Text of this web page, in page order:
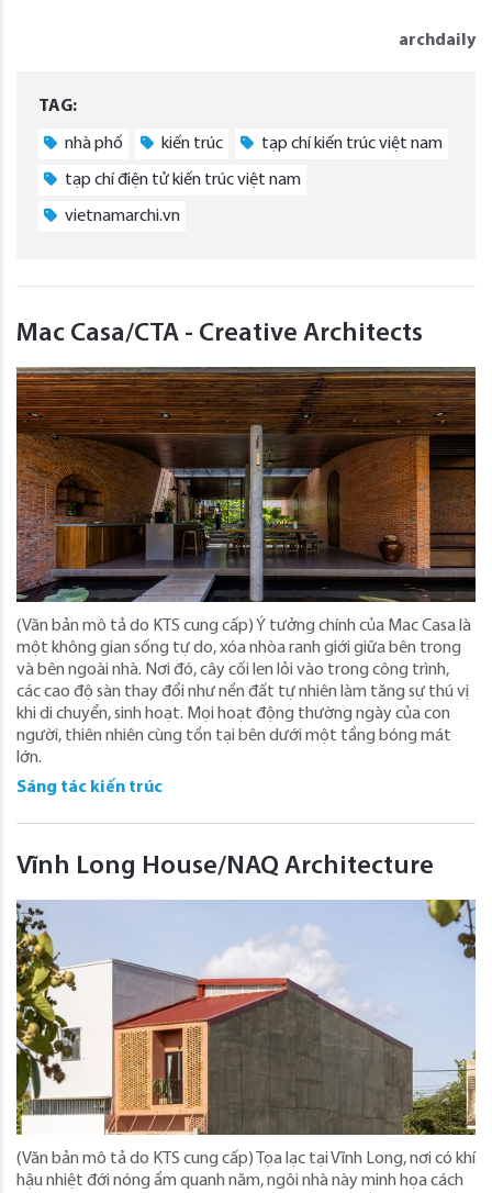
archdaily
TAG:
nhà phố kiến trúc tạp chí kiến trúc việt nam
tạp chí điện tử kiến trúc việt nam
vietnamarchi.vn
Mac Casa/CTA - Creative Architects
(Văn bản mô tả do KTS cung cấp) Ý tưởng chính của Mac Casa là
một không gian sống tự do, xóa nhòa ranh giới giữa bên trong
và bên ngoài nhà. Nơi đó, cây cối len lỏi vào trong công trình,
các cao độ sàn thay đổi như nền đất tự nhiên làm tăng sự thú vị
khi di chuyển, sinh hoạt. Mọi hoạt động thường ngày của con
người, thiên nhiên cùng tồn tại bên dưới một tầng bóng mát
lớn.
Sáng tác kiến trúc
Vĩnh Long House/NAQ Architecture
(Văn bản mô tả do KTS cung cấp) Tọa lạc tại Vĩnh Long, nơi có khí
hậu nhiệt đới nóng ẩm quanh năm, ngôi nhà này minh họa cách